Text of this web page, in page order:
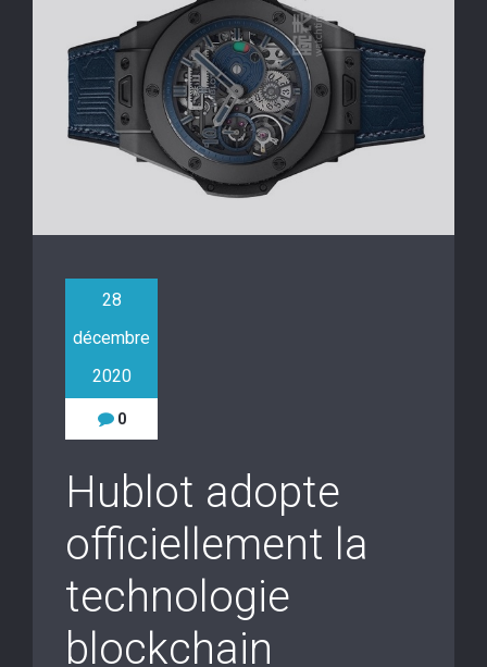
28
décembre
2020
0
Hublot adopte
officiellement la
technologie
blockchain